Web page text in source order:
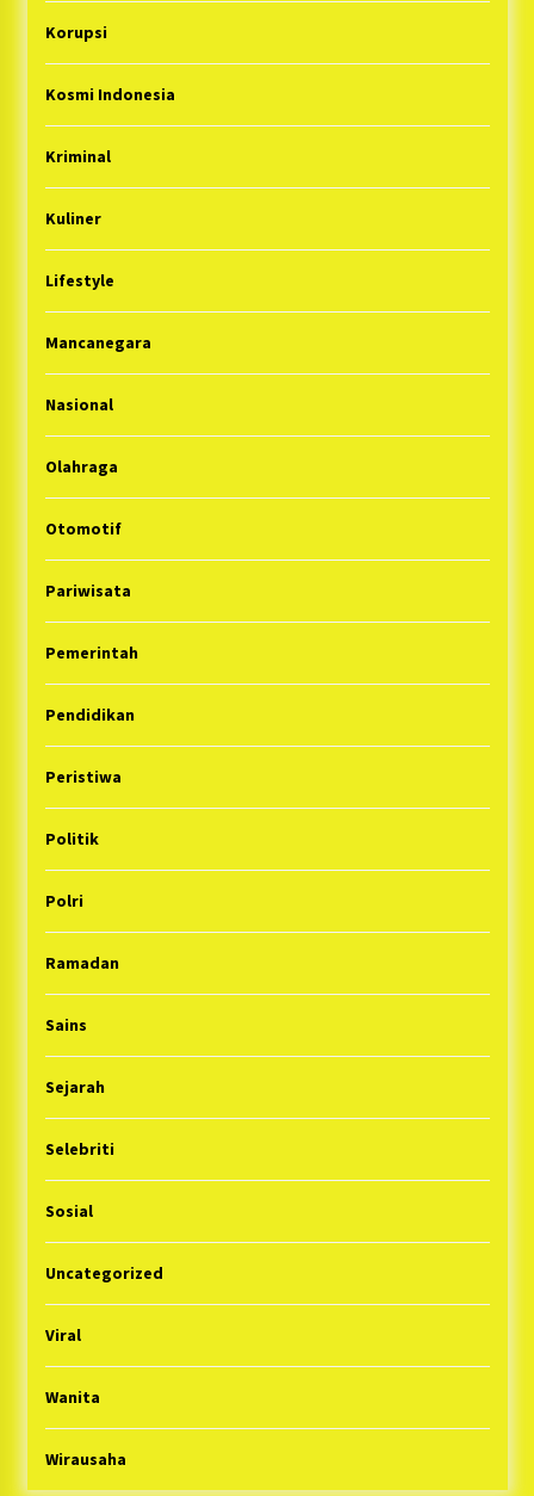
Korupsi
Kosmi Indonesia
Kriminal
Kuliner
Lifestyle
Mancanegara
Nasional
Olahraga
Otomotif
Pariwisata
Pemerintah
Pendidikan
Peristiwa
Politik
Polri
Ramadan
Sains
Sejarah
Selebriti
Sosial
Uncategorized
Viral
Wanita
Wirausaha